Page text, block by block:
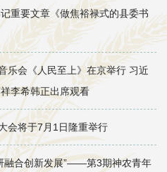
重要文章《做焦裕禄式的县委书
乐会《人民至上》在京举行 习近
李希韩正出席观看
会将于7月1日隆重举行
融合创新发展”——第3期神农青年